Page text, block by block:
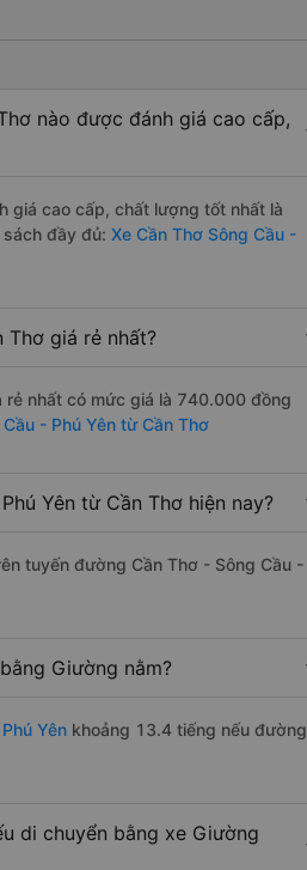
nào được đánh giá cao cấp,
giá cao cấp, chất lượng tốt nhất là
sách đầy đủ: Xe Cần Thơ Sông Cầu -
Thơ giá rẻ nhất?
rẻ nhất có mức giá là 740.000 đồng
- Phú Yên từ Cần Thơ
Yên từ Cần Thơ hiện nay?
tuyến đường Cần Thơ - Sông Cầu -
Giường nằm?
Yên khoảng 13.4 tiếng nếu đường
di chuyển bằng xe Giường